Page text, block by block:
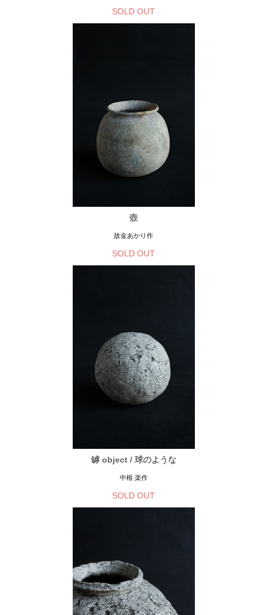
SOLD OUT
壺
故金あかり作
SOLD OUT
罅 object / 球のような
中根 楽作
SOLD OUT